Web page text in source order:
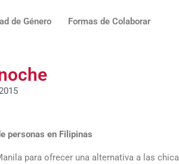
de Género Formas de Colaborar
personas en Filipinas
para ofrecer una alternativa a las